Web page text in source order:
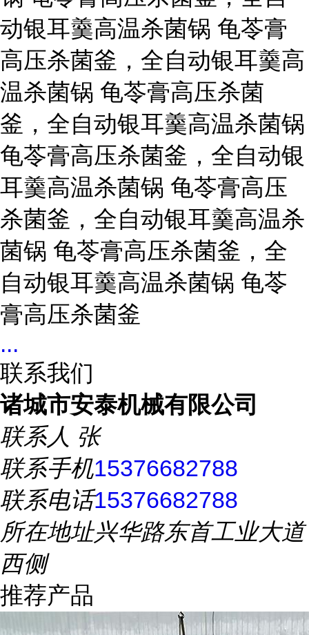
动银耳羹高温杀菌锅 龟苓膏
高压杀菌釜，全自动银耳羹高
温杀菌锅 龟苓膏高压杀菌
釜，全自动银耳羹高温杀菌锅
龟苓膏高压杀菌釜，全自动银
耳羹高温杀菌锅 龟苓膏高压
杀菌釜，全自动银耳羹高温杀
菌锅 龟苓膏高压杀菌釜，全
自动银耳羹高温杀菌锅 龟苓
膏高压杀菌釜
...
联系我们
诸城市安泰机械有限公司
联系人 张
联系手机15376682788
联系电话15376682788
所在地址兴华路东首工业大道
西侧
推荐产品